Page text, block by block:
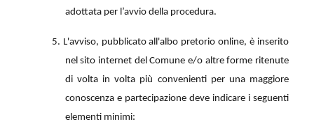
adottata per l’avvio della procedura.
5. L'avviso, pubblicato all'albo pretorio online, è inserito
nel sito internet del Comune e/o altre forme ritenute
di volta in volta più convenienti per una maggiore
conoscenza e partecipazione deve indicare i seguenti
elementi minimi: